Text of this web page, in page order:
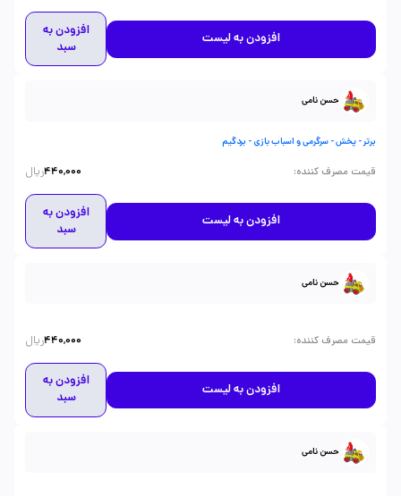
افزودن به لیست
افزودن به
سبد
حسن نامی
برتر - پخش - سرگرمی و اسباب بازی - بردگیم
قیمت مصرف کننده:
440,000ریال
افزودن به لیست
افزودن به
سبد
حسن نامی
قیمت مصرف کننده:
440,000ریال
افزودن به لیست
افزودن به
سبد
حسن نامی